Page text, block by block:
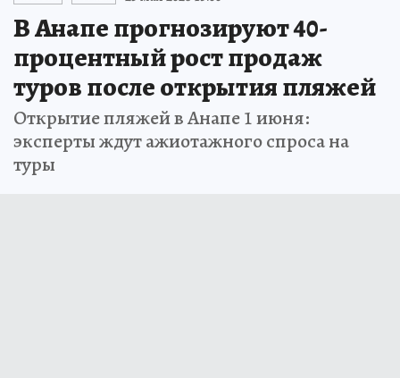
НОВОСТИ ТУРИЗМ 25 мая 2026 13:00
В Анапе прогнозируют 40-
процентный рост продаж
туров после открытия пляжей
Открытие пляжей в Анапе 1 июня:
эксперты ждут ажиотажного спроса на